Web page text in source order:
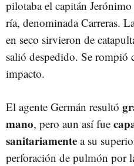
pilotaba el capitán Jerónimo
ría, denominada Carreras.
en seco sirvieron de
salió despedido. Se rompió
impacto.
El agente Germán resultó
mano, pero aun así fue
sanitariamente a su
perforación de pulmón por